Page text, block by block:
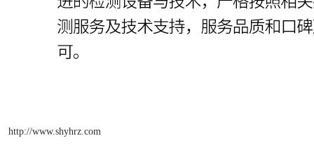
http://www.shyhrz.com